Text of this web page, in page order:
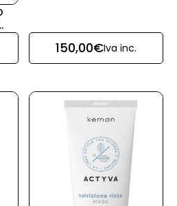
150,00€Iva inc.